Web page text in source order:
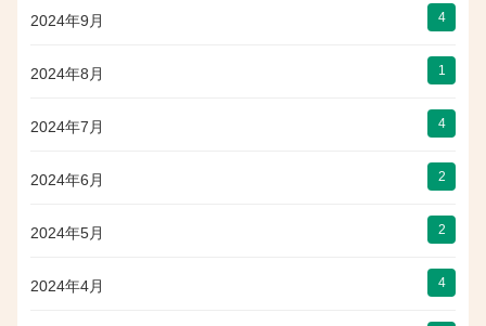
2024年9月 4
2024年8月 1
2024年7月 4
2024年6月 2
2024年5月 2
2024年4月 4